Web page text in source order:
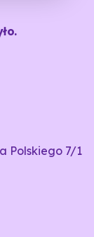
Polskiego 7/1